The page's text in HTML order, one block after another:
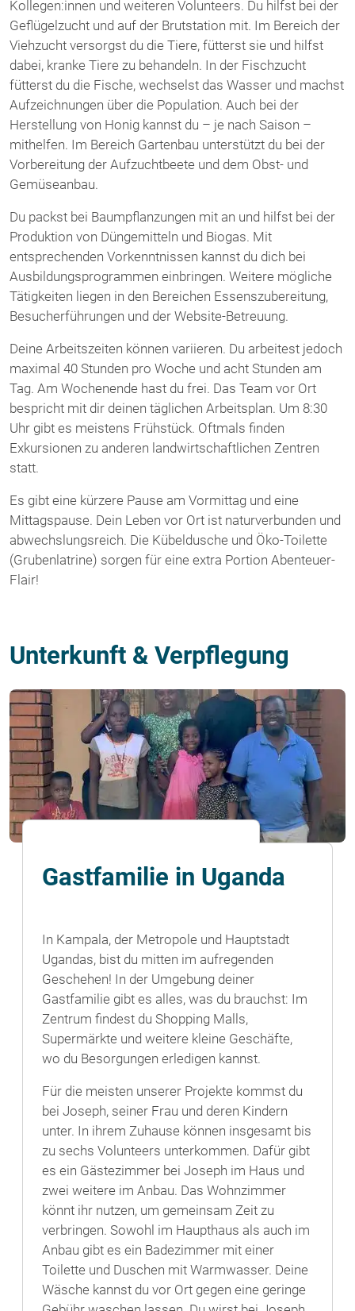
Kollegen:innen und weiteren Volunteers. Du hilfst bei der
Geflügelzucht und auf der Brutstation mit. Im Bereich der
Viehzucht versorgst du die Tiere, fütterst sie und hilfst
dabei, kranke Tiere zu behandeln. In der Fischzucht
fütterst du die Fische, wechselst das Wasser und machst
Aufzeichnungen über die Population. Auch bei der
Herstellung von Honig kannst du – je nach Saison –
mithelfen. Im Bereich Gartenbau unterstützt du bei der
Vorbereitung der Aufzuchtbeete und dem Obst- und
Gemüseanbau.
Du packst bei Baumpflanzungen mit an und hilfst bei der
Produktion von Düngemitteln und Biogas. Mit
entsprechenden Vorkenntnissen kannst du dich bei
Ausbildungsprogrammen einbringen. Weitere mögliche
Tätigkeiten liegen in den Bereichen Essenszubereitung,
Besucherführungen und der Website-Betreuung.
Deine Arbeitszeiten können variieren. Du arbeitest jedoch
maximal 40 Stunden pro Woche und acht Stunden am
Tag. Am Wochenende hast du frei. Das Team vor Ort
bespricht mit dir deinen täglichen Arbeitsplan. Um 8:30
Uhr gibt es meistens Frühstück. Oftmals finden
Exkursionen zu anderen landwirtschaftlichen Zentren
statt.
Es gibt eine kürzere Pause am Vormittag und eine
Mittagspause. Dein Leben vor Ort ist naturverbunden und
abwechslungsreich. Die Kübeldusche und Öko-Toilette
(Grubenlatrine) sorgen für eine extra Portion Abenteuer-
Flair!
Unterkunft & Verpflegung
Gastfamilie in Uganda
In Kampala, der Metropole und Hauptstadt
Ugandas, bist du mitten im aufregenden
Geschehen! In der Umgebung deiner
Gastfamilie gibt es alles, was du brauchst: Im
Zentrum findest du Shopping Malls,
Supermärkte und weitere kleine Geschäfte,
wo du Besorgungen erledigen kannst.
Für die meisten unserer Projekte kommst du
bei Joseph, seiner Frau und deren Kindern
unter. In ihrem Zuhause können insgesamt bis
zu sechs Volunteers unterkommen. Dafür gibt
es ein Gästezimmer bei Joseph im Haus und
zwei weitere im Anbau. Das Wohnzimmer
könnt ihr nutzen, um gemeinsam Zeit zu
verbringen. Sowohl im Haupthaus als auch im
Anbau gibt es ein Badezimmer mit einer
Toilette und Duschen mit Warmwasser. Deine
Wäsche kannst du vor Ort gegen eine geringe